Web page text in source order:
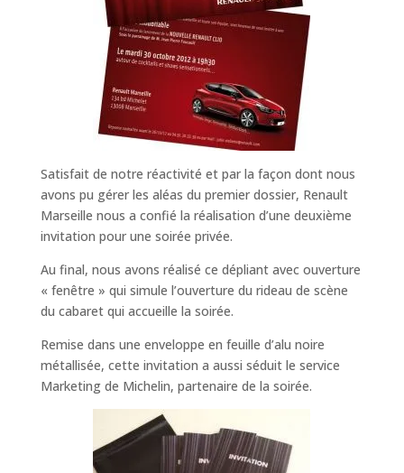
Satisfait de notre réactivité et par la façon dont nous
avons pu gérer les aléas du premier dossier, Renault
Marseille nous a confié la réalisation d’une deuxième
invitation pour une soirée privée.
Au final, nous avons réalisé ce dépliant avec ouverture
« fenêtre » qui simule l’ouverture du rideau de scène
du cabaret qui accueille la soirée.
Remise dans une enveloppe en feuille d’alu noire
métallisée, cette invitation a aussi séduit le service
Marketing de Michelin, partenaire de la soirée.